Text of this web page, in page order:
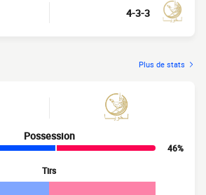
4-3-3
Plus de stats
Possession
46%
Tirs